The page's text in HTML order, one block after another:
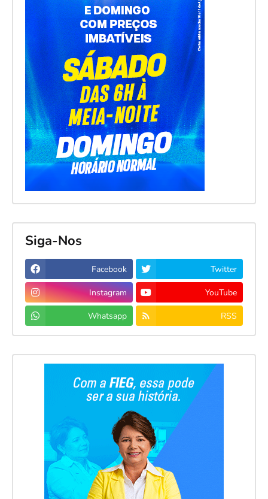
Siga-Nos
Facebook Twitter
Instagram YouTube
Whatsapp RSS